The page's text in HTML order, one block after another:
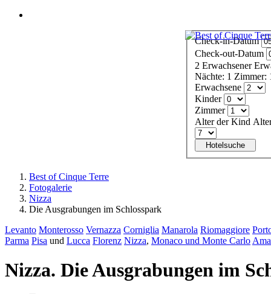
Check-in-Datum
Check-out-Datum
2 Erwachsener
Nächte: 1 Zimmer:
Erwachsene
Kinder
Zimmer
Alter der Kind
Hotelsuche
Best of Cinque Terre
Fotogalerie
Nizza
Die Ausgrabungen im Schlosspark
Levanto Monterosso Vernazza Corniglia Manarola Riomaggiore
Parma Pisa und Lucca Florenz Nizza, Monaco und Monte Carlo
Nizza. Die Ausgrabungen im